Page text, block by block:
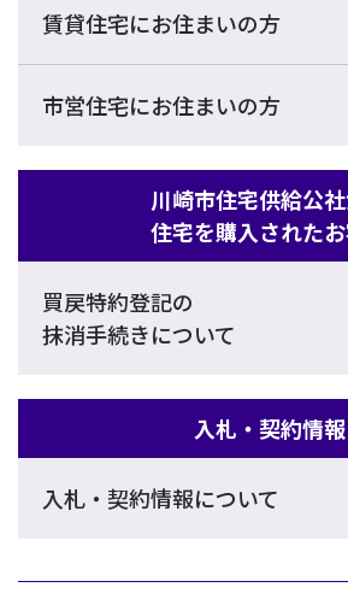
賃貸住宅にお住まいの方
市営住宅にお住まいの方
川崎市住宅供給公
住宅を購入された
買戻特約登記の
抹消手続きについて
入札・契約情報
入札・契約情報について